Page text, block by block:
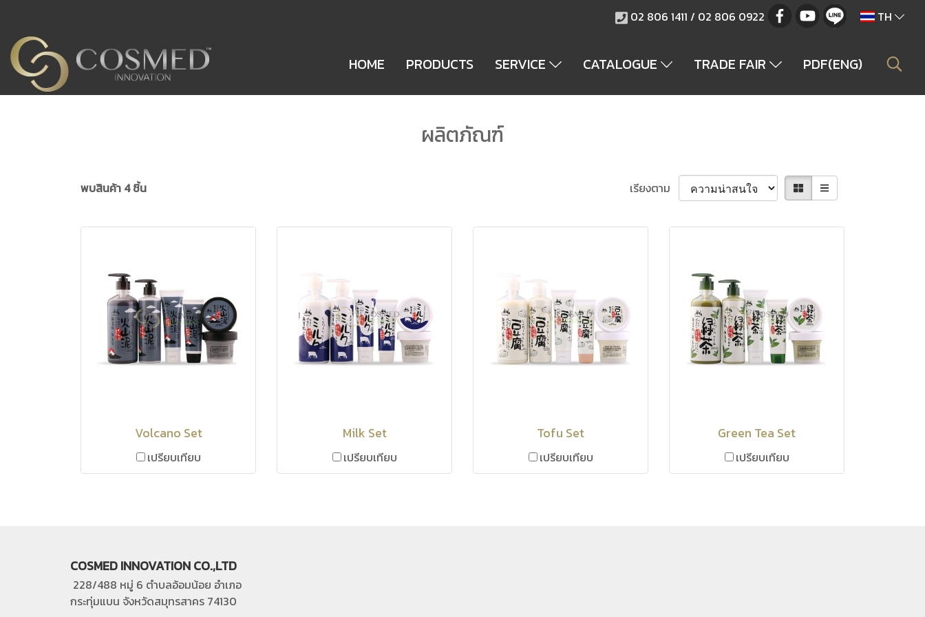
02 806 1411 / 02 806 0922 TH
HOME PRODUCTS SERVICE CATALOGUE TRADE FAIR PDF(ENG)
ผลิตภัณฑ์
พบสินค้า 4 ชิ้น เรียงตาม
Volcano Set
เปรียบเทียบ
Milk Set
เปรียบเทียบ
Tofu Set
เปรียบเทียบ
Green Tea Set
เปรียบเทียบ
COSMED INNOVATION CO.,LTD
228/488 หมู่ 6 ตำบลอ้อมน้อย อำเภอ
กระทุ่มแบน จังหวัดสมุทรสาคร 74130